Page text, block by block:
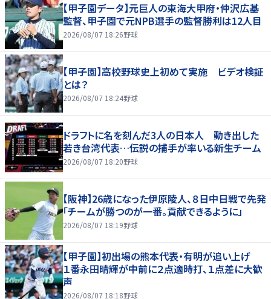
【甲子園データ】元巨人の東海大甲府・仲沢広基
監督、甲子園で元NPB選手の監督勝利は12人目
2026/08/07 18:26野球
【甲子園】高校野球史上初めて実施 ビデオ検証
とは？
2026/08/07 18:24野球
ドラフトに名を刻んだ3人の日本人 動き出した
若き台湾代表…伝説の捕手が率いる新生チーム
2026/08/07 18:20野球
【阪神】26歳になった伊原陵人、８日中日戦で先発
「チームが勝つのが一番。貢献できるように」
2026/08/07 18:19野球
【甲子園】初出場の熊本代表・有明が追い上げ
１番永田晴輝が中前に２点適時打、１点差に大歓
声
2026/08/07 18:18野球